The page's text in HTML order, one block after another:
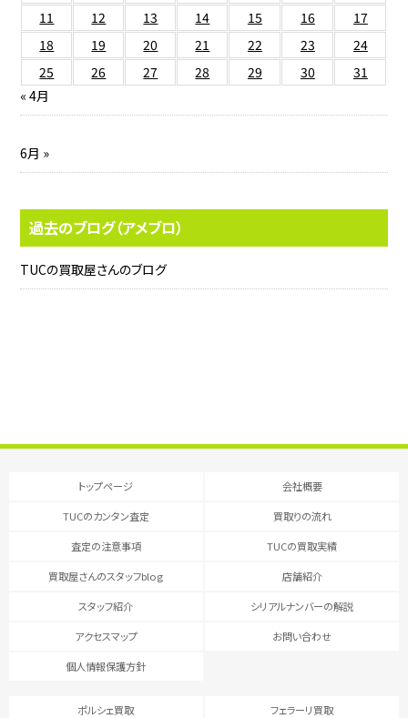
11
12 13 14 15 16
17
18
19 20 21 22 23
24
25
26 27 28 29 30
31
« 4月
6月 »
過去のブログ（アメブロ）
TUCの買取屋さんのブログ
トップページ 会社概要
TUCのカンタン査定 買取りの流れ
査定の注意事項 TUCの買取実績
買取屋さんのスタッフblog 店舗紹介
スタッフ紹介 シリアルナンバーの解説
アクセスマップ お問い合わせ
個人情報保護方針
ポルシェ買取 フェラーリ買取